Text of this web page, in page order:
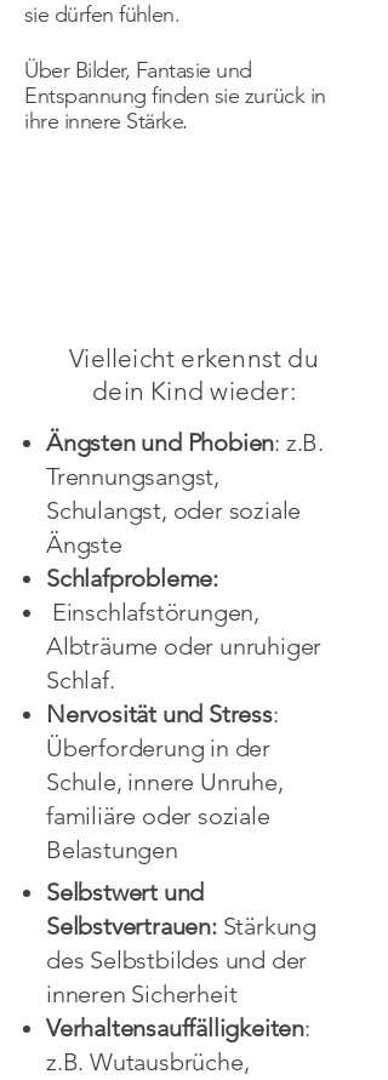
sie dürfen fühlen.
Über Bilder, Fantasie und
Entspannung finden sie zurück in
ihre innere Stärke.
Vielleicht erkennst du
dein Kind wieder:
Ängsten und Phobien: z.B.
Trennungsangst,
Schulangst, oder soziale
Ängste
Schlafprobleme:
Einschlafstörungen,
Albträume oder unruhiger
Schlaf.
Nervosität und Stress:
Überforderung in der
Schule, innere Unruhe,
familiäre oder soziale
Belastungen
Selbstwert und
Selbstvertrauen:Stärkung
des Selbstbildes und der
inneren Sicherheit
Verhaltensauffälligkeiten:
z.B. Wutausbrüche,